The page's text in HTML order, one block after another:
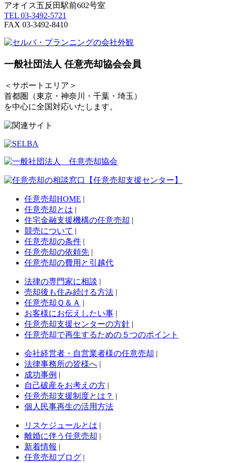
アオイス五反田駅前602号室
TEL 03-3492-5721
FAX 03-3492-8410
一般社団法人 任意売却協会会員
＜サポートエリア＞
首都圏（東京・神奈川・千葉・埼玉）
を中心に全国対応いたします。
任意売却HOME |
任意売却とは |
住宅金融支援機構の任意売却 |
競売について |
任意売却の条件 |
任意売却の依頼先 |
任意売却の費用と引越代
法律の専門家に相談 |
売却後も住み続ける方法 |
任意売却Ｑ＆Ａ |
お客様にお伝えしたい事 |
任意売却支援センターの方針 |
任意売却で再生するための５つのポイント
会社経営者・自営業者様の任意売却 |
法律事務所の皆様へ |
成功事例 |
自己破産をお考えの方 |
任意売却支援制度とは？ |
個人民事再生の活用方法
リスケジュールとは |
離婚に伴う任意売却 |
新着情報 |
任意売却ブログ |